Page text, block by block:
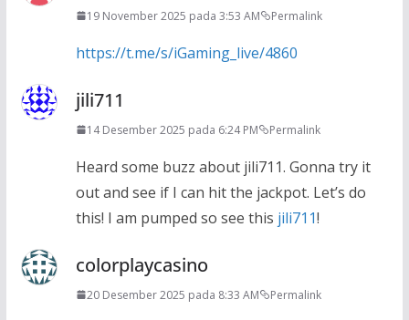
19 November 2025 pada 3:53 AM Permalink
https://t.me/s/iGaming_live/4860
jili711
14 Desember 2025 pada 6:24 PM Permalink
Heard some buzz about jili711. Gonna try it
out and see if I can hit the jackpot. Let’s do
this! I am pumped so see this jili711!
colorplaycasino
20 Desember 2025 pada 8:33 AM Permalink